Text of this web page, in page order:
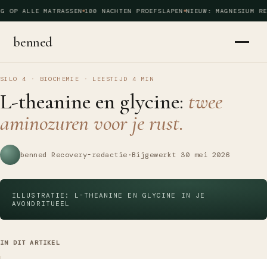
OP ALLE MATRASSEN 100 NACHTEN PROEFSLAPEN NIEUW: MAGNESIUM
benned
SILO 4 · BIOCHEMIE · LEESTIJD 4 MIN
L-theanine en glycine: twee
aminozuren voor je rust.
benned Recovery-redactie ·Bijgewerkt 30 mei 2026
ILLUSTRATIE: L-THEANINE EN GLYCINE IN JE
AVONDRITUEEL
IN DIT ARTIKEL